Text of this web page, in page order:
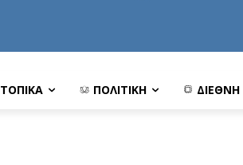
ΤΟΠΙΚΑ ΠΟΛΙΤΙΚΗ ΔΙΕΘΝΗ